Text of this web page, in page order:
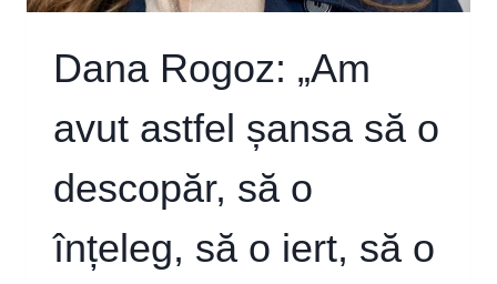
Dana Rogoz: „Am
avut astfel șansa să o
descopăr, să o
înțeleg, să o iert, să o